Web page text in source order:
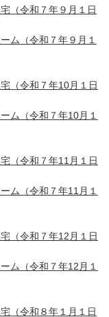
（令和７年９月１日
ム（令和７年９月１
（令和７年10月１日
ム（令和７年10月１
（令和７年11月１日
ム（令和７年11月１
（令和７年12月１日
ム（令和７年12月１
（令和８年１月１日